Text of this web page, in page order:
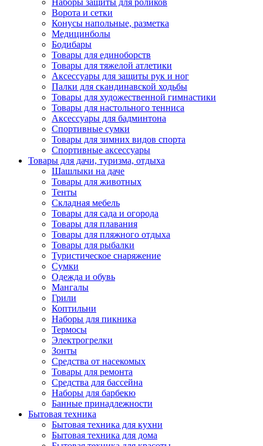
Наборы защиты для роликов
Ворота и сетки
Конусы напольные, разметка
Медицинболы
Бодибары
Товары для единоборств
Товары для тяжелой атлетики
Аксессуары для защиты рук и ног
Палки для скандинавской ходьбы
Товары для художественной гимнастики
Товары для настольного тенниса
Аксессуары для бадминтона
Спортивные сумки
Товары для зимних видов спорта
Спортивные аксессуары
Товары для дачи, туризма, отдыха
Шашлыки на даче
Товары для животных
Тенты
Складная мебель
Товары для сада и огорода
Товары для плавания
Товары для пляжного отдыха
Товары для рыбалки
Туристическое снаряжение
Сумки
Одежда и обувь
Мангалы
Грили
Коптильни
Наборы для пикника
Термосы
Электрогрелки
Зонты
Средства от насекомых
Товары для ремонта
Средства для бассейна
Наборы для барбекю
Банные принадлежности
Бытовая техника
Бытовая техника для кухни
Бытовая техника для дома